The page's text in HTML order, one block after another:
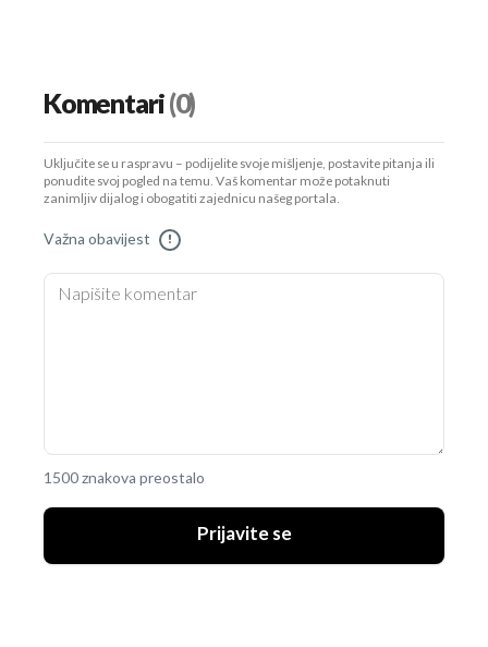
Komentari(0)
Uključite se u raspravu – podijelite svoje mišljenje, postavite pitanja ili
ponudite svoj pogled na temu. Vaš komentar može potaknuti
zanimljiv dijalog i obogatiti zajednicu našeg portala.
Važna obavijest !
1500 znakova preostalo
Prijavite se